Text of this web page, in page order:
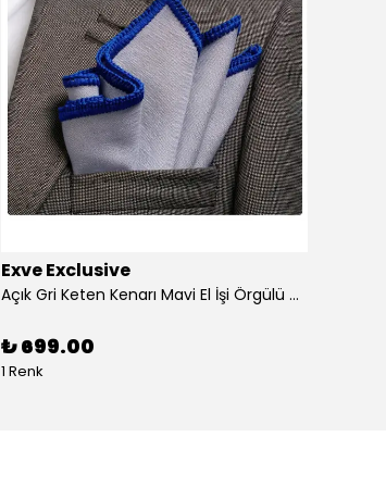
Exve Exclusive
Açık Gri Keten Kenarı Mavi El İşi Örgülü Cep Aksesuarı Yaka Mendili
₺ 699.00
1 Renk